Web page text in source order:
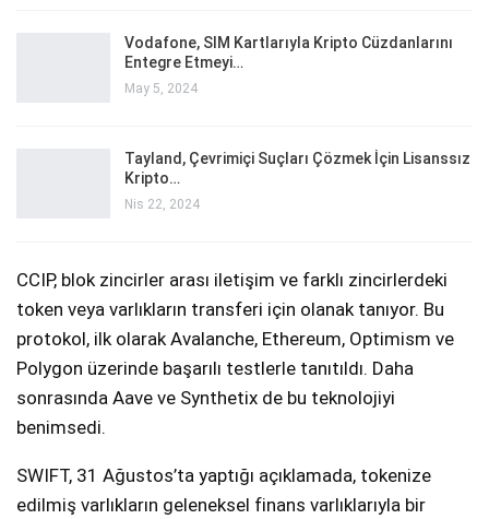
Vodafone, SIM Kartlarıyla Kripto Cüzdanlarını
Entegre Etmeyi…
May 5, 2024
Tayland, Çevrimiçi Suçları Çözmek İçin Lisanssız
Kripto…
Nis 22, 2024
CCIP, blok zincirler arası iletişim ve farklı zincirlerdeki
token veya varlıkların transferi için olanak tanıyor. Bu
protokol, ilk olarak Avalanche, Ethereum, Optimism ve
Polygon üzerinde başarılı testlerle tanıtıldı. Daha
sonrasında Aave ve Synthetix de bu teknolojiyi
benimsedi.
SWIFT, 31 Ağustos’ta yaptığı açıklamada, tokenize
edilmiş varlıkların geleneksel finans varlıklarıyla bir